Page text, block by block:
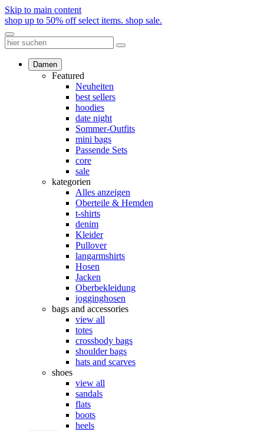
Skip to main content
shop up to 50% off select items. shop sale.
Damen
Featured
Neuheiten
best sellers
hoodies
date night
Sommer-Outfits
mini bags
Passende Sets
core
sale
kategorien
Alles anzeigen
Oberteile & Hemden
t-shirts
denim
Kleider
Pullover
langarmshirts
Hosen
Jacken
Oberbekleidung
jogginghosen
bags and accessories
view all
totes
crossbody bags
shoulder bags
hats and scarves
shoes
view all
sandals
flats
boots
heels